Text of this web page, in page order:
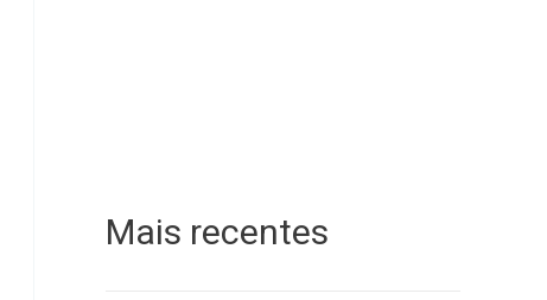
Mais recentes